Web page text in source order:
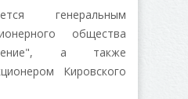
генеральным
общества
а также
Кировского